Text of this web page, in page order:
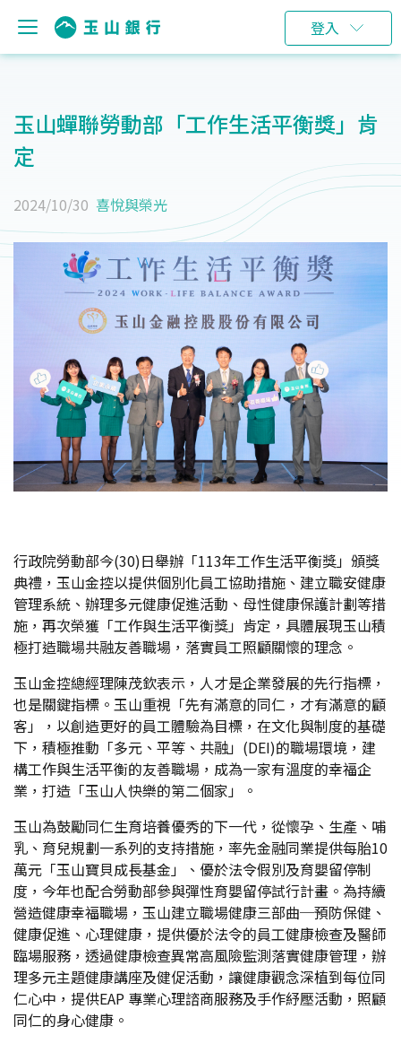
登入
玉山蟬聯勞動部「工作生活平衡獎」肯
定
2024/10/30 喜悅與榮光
行政院勞動部今(30)日舉辦「113年工作生活平衡獎」頒獎
典禮，玉山金控以提供個別化員工協助措施、建立職安健康
管理系統、辦理多元健康促進活動、母性健康保護計劃等措
施，再次榮獲「工作與生活平衡獎」肯定，具體展現玉山積
極打造職場共融友善職場，落實員工照顧關懷的理念。
玉山金控總經理陳茂欽表示，人才是企業發展的先行指標，
也是關鍵指標。玉山重視「先有滿意的同仁，才有滿意的顧
客」，以創造更好的員工體驗為目標，在文化與制度的基礎
下，積極推動「多元、平等、共融」(DEI)的職場環境，建
構工作與生活平衡的友善職場，成為一家有溫度的幸福企
業，打造「玉山人快樂的第二個家」。
玉山為鼓勵同仁生育培養優秀的下一代，從懷孕、生產、哺
乳、育兒規劃一系列的支持措施，率先金融同業提供每胎10
萬元「玉山寶貝成長基金」、優於法令假別及育嬰留停制
度，今年也配合勞動部參與彈性育嬰留停試行計畫。為持續
營造健康幸福職場，玉山建立職場健康三部曲─預防保健、
健康促進、心理健康，提供優於法令的員工健康檢查及醫師
臨場服務，透過健康檢查異常高風險監測落實健康管理，辦
理多元主題健康講座及健促活動，讓健康觀念深植到每位同
仁心中，提供EAP 專業心理諮商服務及手作紓壓活動，照顧
同仁的身心健康。